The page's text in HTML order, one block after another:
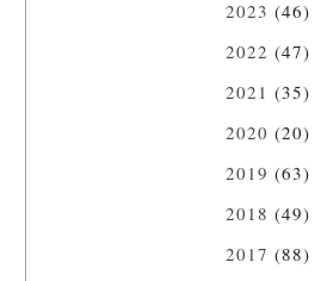
2023 (46)
2022 (47)
2021 (35)
2020 (20)
2019 (63)
2018 (49)
2017 (88)